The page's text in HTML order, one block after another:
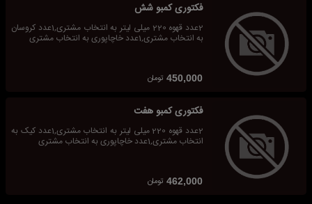
فکتوری کمبو شش
2عدد قهوه 220 میلی لیتر به انتخاب مشتری,1عدد کروسان
به انتخاب مشتری,1عدد خاچاپوری به انتخاب مشتری
450,000 تومان
فکتوری کمبو هفت
2عدد قهوه 220 میلی لیتر به انتخاب مشتری,1عدد کیک به
انتخاب مشتری,1عدد خاچاپوری به انتخاب مشتری
462,000 تومان